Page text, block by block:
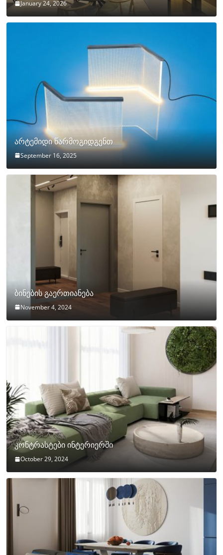
January 24, 2026
არტემიდი წარმოგიდგენთ
September 16, 2025
ბინების გაერთიანება
November 4, 2024
კონტრასტები ინტერიერში
October 29, 2024